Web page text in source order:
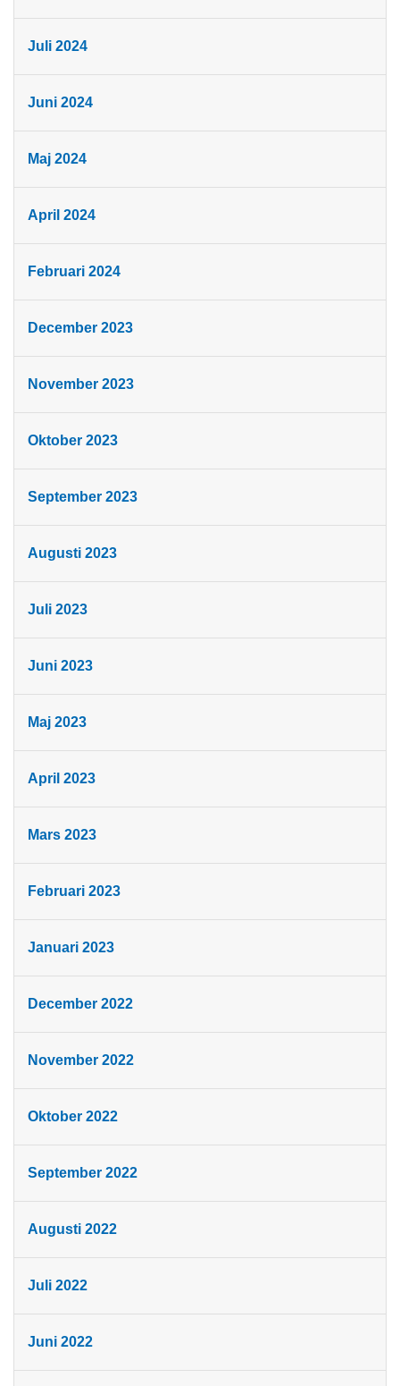
Juli 2024
Juni 2024
Maj 2024
April 2024
Februari 2024
December 2023
November 2023
Oktober 2023
September 2023
Augusti 2023
Juli 2023
Juni 2023
Maj 2023
April 2023
Mars 2023
Februari 2023
Januari 2023
December 2022
November 2022
Oktober 2022
September 2022
Augusti 2022
Juli 2022
Juni 2022